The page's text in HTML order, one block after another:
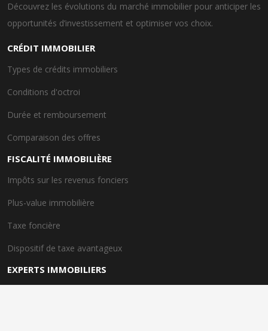
Découvrez les évolutions du marché immobilier pour anticiper les
opportunités d’investissement et optimiser vos choix.
CRÉDIT IMMOBILIER
Types de crédits immobiliers
Conditions d'octroi
Durée et remboursement
Comparaison des offres
FISCALITÉ IMMOBILIÈRE
Impôts sur les revenus fonciers
Plus-value immobilière
Taxe foncière
Dispositif de taxe avantageux
EXPERTS IMMOBILIERS